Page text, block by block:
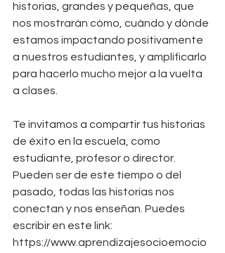
historias, grandes y pequeñas, que
nos mostrarán cómo, cuándo y dónde
estamos impactando positivamente
a nuestros estudiantes, y amplificarlo
para hacerlo mucho mejor a la vuelta
a clases.
Te invitamos a compartir tus historias
de éxito en la escuela, como
estudiante, profesor o director.
Pueden ser de este tiempo o del
pasado, todas las historias nos
conectan y nos enseñan. Puedes
escribir en este link:
https://www.aprendizajesocioemocio